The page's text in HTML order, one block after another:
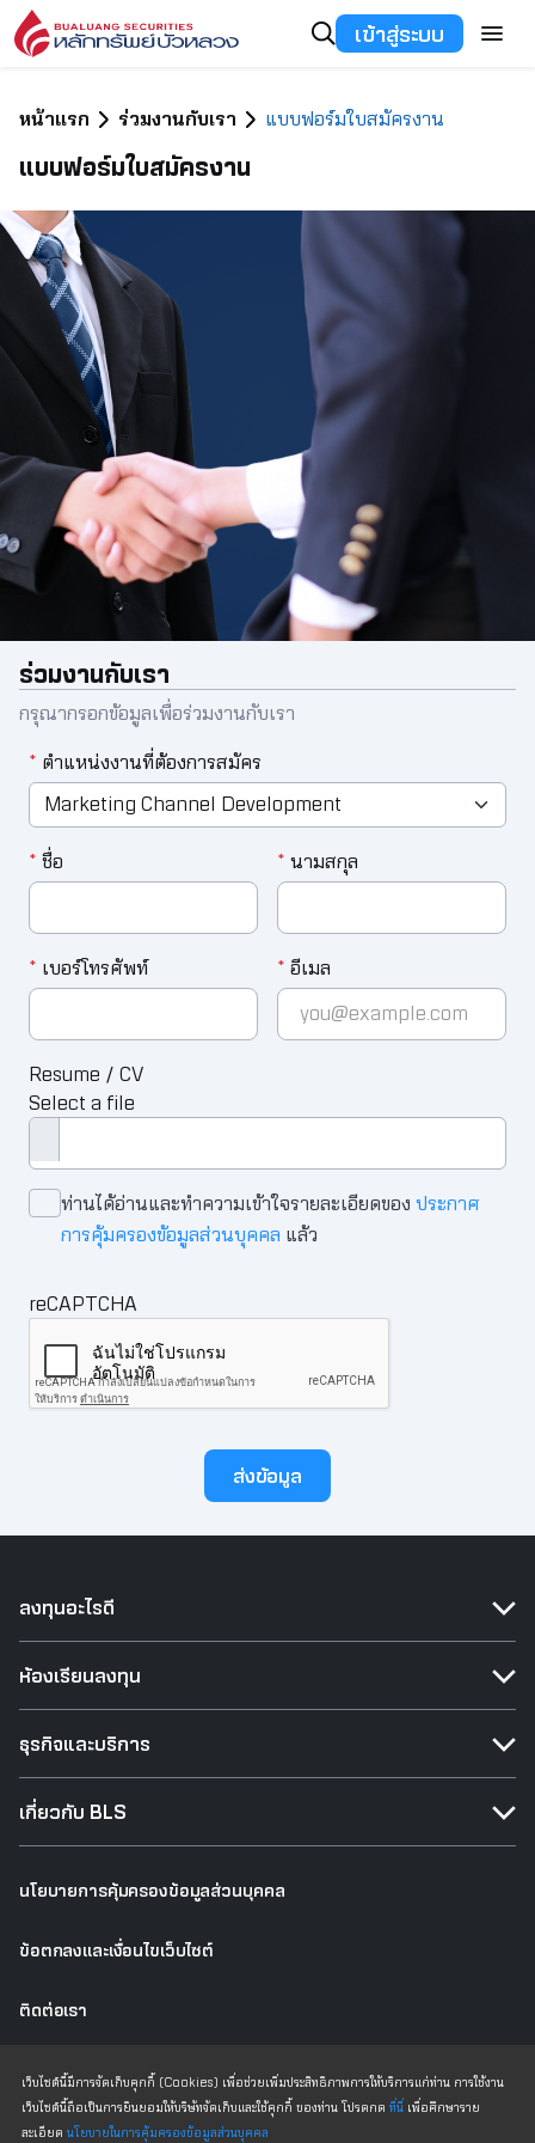
เข้าสู่ระบบ
หน้าแรก ร่วมงานกับเรา แบบฟอร์มใบสมัครงาน
แบบฟอร์มใบสมัครงาน
ร่วมงานกับเรา
กรุณากรอกข้อมูลเพื่อร่วมงานกับเรา
* ตำแหน่งงานที่ต้องการสมัคร
*ชื่อ *นามสกุล
* เบอร์โทรศัพท์ *อีเมล
Resume / CV
Select a file
ท่านได้อ่านและทำความเข้าใจรายละเอียดของประกาศ
การคุ้มครองข้อมูลส่วนบุคคล แล้ว
reCAPTCHA
ส่งข้อมูล
เว็บไซต์นี้มีการจัดเก็บคุกกี้ (Cookies) เพื่อช่วยเพิ่มประสิทธิภาพการให้บริการแก่ท่าน การใช้งาน
เว็บไซต์นี้ถือเป็นการยินยอมให้บริษัทจัดเก็บและใช้คุกกี้ ของท่าน โปรดกด ที่นี่ เพื่อศึกษาราย
ละเอียด นโยบายในการคุ้มครองข้อมูลส่วนบุคคล
ลงทุนอะไรดี
ห้องเรียนลงทุน
ธุรกิจและบริการ
เกี่ยวกับ BLS
นโยบายการคุ้มครองข้อมูลส่วนบุคคล
ข้อตกลงและเงื่อนไขเว็บไซต์
ติดต่อเรา
เว็บไซต์เดิม